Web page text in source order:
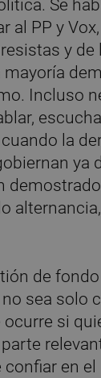
Se
al PP y
y de
Incluso
la
ya
de
sea solo
ocurre si
confiar en